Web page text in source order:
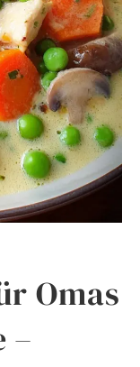
Omas
–